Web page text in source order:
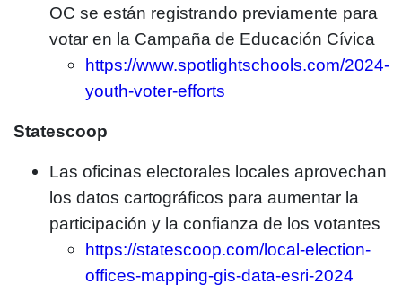
OC se están registrando previamente para
votar en la Campaña de Educación Cívica
https://www.spotlightschools.com/2024-
youth-voter-efforts
Statescoop
Las oficinas electorales locales aprovechan
los datos cartográficos para aumentar la
participación y la confianza de los votantes
https://statescoop.com/local-election-
offices-mapping-gis-data-esri-2024